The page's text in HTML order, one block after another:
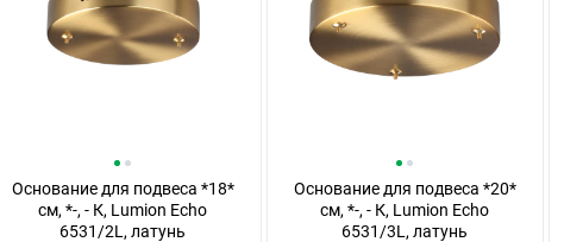
Основание для подвеса *18*
см, *-, - К, Lumion Echo
6531/2L, латунь
Основание для подвеса *20*
см, *-, - К, Lumion Echo
6531/3L, латунь